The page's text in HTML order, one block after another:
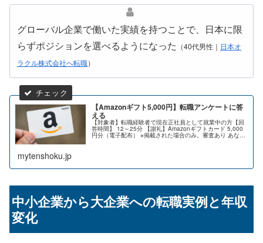
グローバル企業で働いた実績を持つことで、日本に限
らずポジションを選べるようになった （40代男性｜ 日本オ
ラクル株式会社へ転職）
【Amazonギフト5,000円】転職アンケートに答
える
【対象者】転職経験者で現在正社員として就業中の方【回
答時間】 12～25分 【謝礼】Amazonギフトカード 5,000
円分（電子配布） ※掲載された場合のみ。審査あり あなた
mytenshoku.jp
中小企業から大企業への転職実例と年収
変化